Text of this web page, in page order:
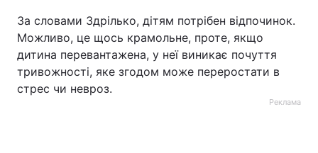
За словами Здрілько, дітям потрібен відпочинок.
Можливо, це щось крамольне, проте, якщо
дитина перевантажена, у неї виникає почуття
тривожності, яке згодом може переростати в
стрес чи невроз.
Реклама